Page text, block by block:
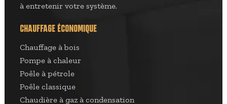
à entretenir votre système.
CHAUFFAGE ÉCONOMIQUE
Chauffage à bois
Pompe à chaleur
Poêle à pétrole
Poêle classique
Chaudière à gaz à condensation